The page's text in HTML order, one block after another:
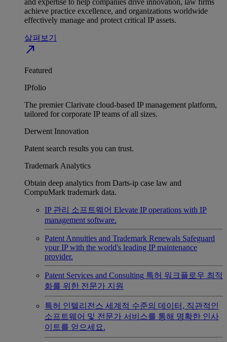
and expertise to help companies drive innovation, law firms
achieve practice excellence, and organizations worldwide
effectively manage and protect critical IP assets.
살펴보기
north_east
Featured
IPfolio
The premier Clarivate cloud-based IP management platform,
tailored for corporate IP teams of all sizes.
Derwent Innovation
Patent search results you can trust.
Trademark Analytics
Obtain deep analytics from Darts-ip case law and
CompuMark trademark data.
IP 관리 소프트웨어 Elevate IP operations with IP
management software.
Patent Annuities and Trademark Renewals Safeguard
your IP with the world's leading IP maintenance
provider.
Patent Services and Consulting 특허 워크플로우 최적
화를 위한 전문가 지원
특허 인텔리전스 세계적 수준의 데이터, 직관적인
소프트웨어 및 전문가 서비스를 통해 명확한 인사
이트를 얻으세요.